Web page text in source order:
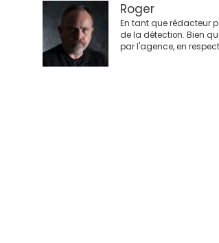
Roger
En tant que rédacteur
de la détection. Bien
par l'agence, en